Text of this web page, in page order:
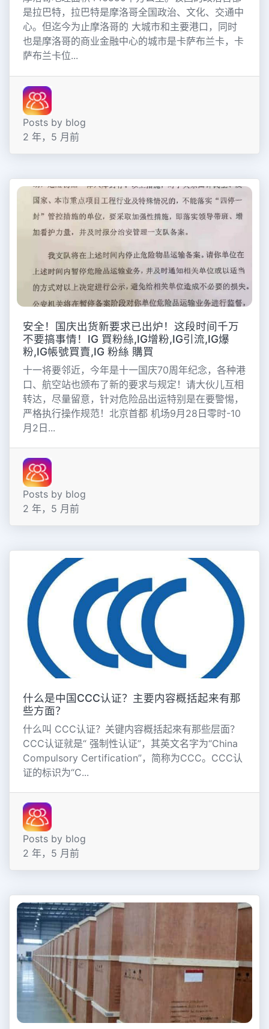
是拉巴特，拉巴特是摩洛哥全国政治、文化、交通中
心。但迄今为止摩洛哥的 大城市和主要港口，同时
也是摩洛哥的商业金融中心的城市是卡萨布兰卡，卡
萨布兰卡位...
Posts by blog
2 年，5 月前
安全！国庆出货新要求已出炉！这段时间千万
不要搞事情！IG 買粉絲,IG增粉,IG引流,IG爆
粉,IG帳號買賣,IG 粉絲 購買
十一将要邻近，今年是十一国庆70周年纪念，各种港
口、航空站也颁布了新的要求与规定！请大伙儿互相
转达，尽量留意，针对危险品出运特别是在要警惕，
严格执行操作规范！北京首都 机场9月28日零时-10
月2日...
Posts by blog
2 年，5 月前
什么是中国CCC认证？主要内容概括起来有那
些方面？
什么叫 CCC认证？关键内容概括起來有那些层面？
CCC认证就是“ 强制性认证”，其英文名字为“China
Compulsory Certification”，简称为CCC。CCC认
证的标识为“C...
Posts by blog
2 年，5 月前